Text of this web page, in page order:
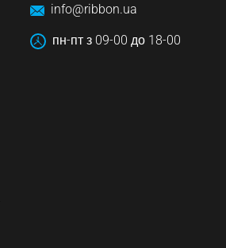
info@ribbon.ua
пн-пт з 09-00 до 18-00